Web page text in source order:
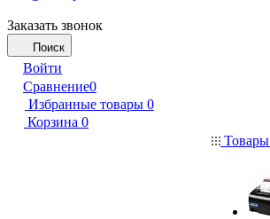
Заказать звонок
Поиск
Войти
Сравнение0
Избранные товары 0
Корзина 0
Товары